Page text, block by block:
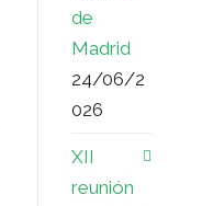
de
Madrid
24/06/2
026
XII
reunión